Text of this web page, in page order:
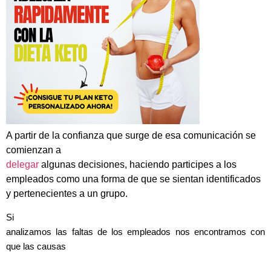
A partir de la confianza que surge de esa comunicación se
comienzan a
delegar algunas decisiones, haciendo participes a los
empleados como una forma de que se sientan identificados
y pertenecientes a un grupo.
Si
analizamos las faltas de los empleados nos encontramos con
que las causas